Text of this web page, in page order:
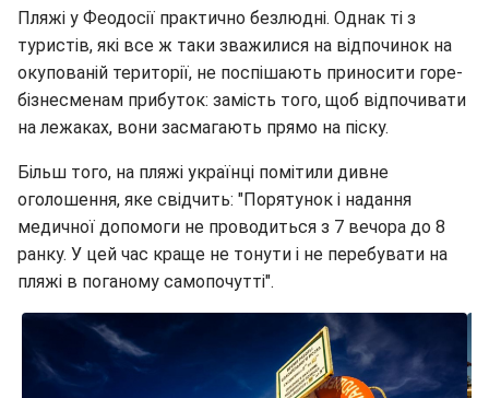
Пляжі у Феодосії практично безлюдні. Однак ті з
туристів, які все ж таки зважилися на відпочинок на
окупованій території, не поспішають приносити горе-
бізнесменам прибуток: замість того, щоб відпочивати
на лежаках, вони засмагають прямо на піску.
Більш того, на пляжі українці помітили дивне
оголошення, яке свідчить: "Порятунок і надання
медичної допомоги не проводиться з 7 вечора до 8
ранку. У цей час краще не тонути і не перебувати на
пляжі в поганому самопочутті".